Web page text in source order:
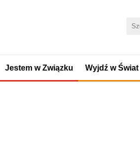
Jestem w Związku Wyjdź w Świat